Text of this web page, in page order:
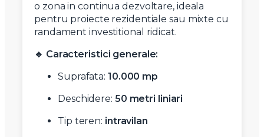
o zona in continua dezvoltare, ideala
pentru proiecte rezidentiale sau mixte cu
randament investitional ridicat.
🔹 Caracteristici generale:
Suprafata: 10.000 mp
Deschidere: 50 metri liniari
Tip teren: intravilan